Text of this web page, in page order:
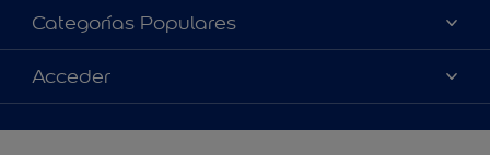
Acerca de Bruguer
Contacta con nosotros
Buscar una tienda
Categorías Populares
Colores
Productos
App Visualizer
Acceder